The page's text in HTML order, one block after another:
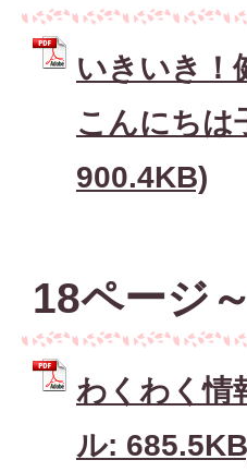
いきいき！
こんにちは
900.4KB)
18ページ
わくわく情
ル: